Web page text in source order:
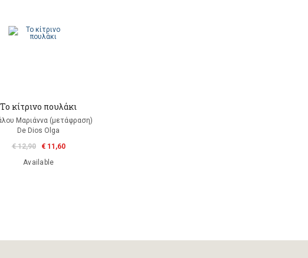
Το κίτρινο πουλάκι
Μαριάννα (μετάφραση)
De Dios Olga
€ 12,90
€ 11,60
Available